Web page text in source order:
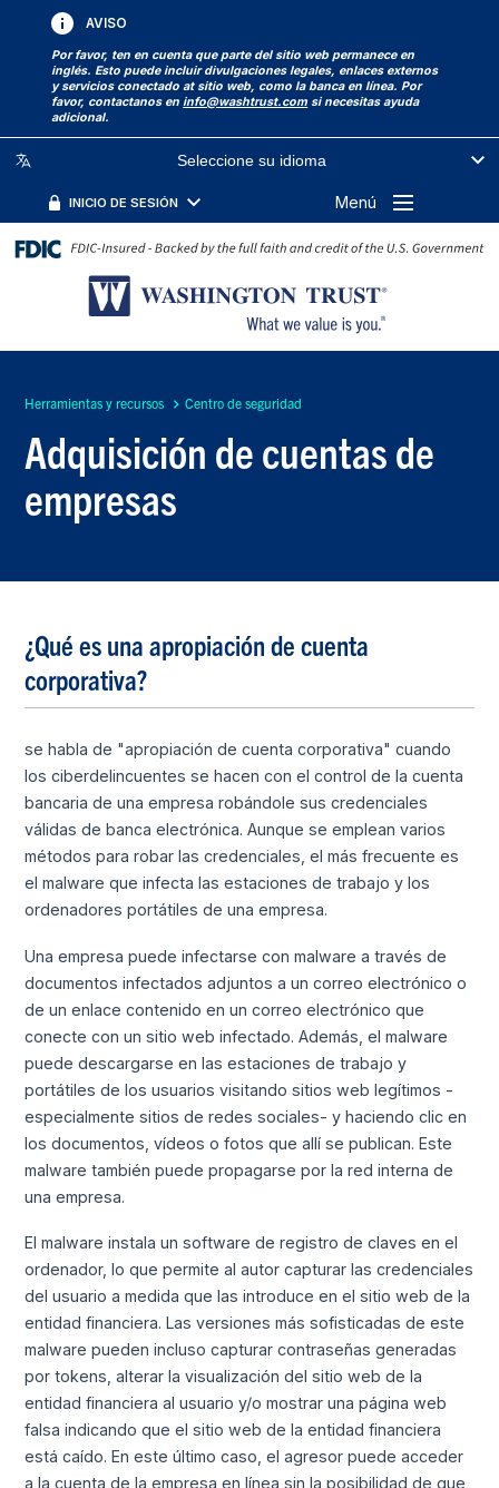
AVISO
Por favor, ten en cuenta que parte del sitio web permanece en
inglés. Esto puede incluir divulgaciones legales, enlaces externos
y servicios conectado at sitio web, como la banca en línea. Por
favor, contactanos eninfo@washtrust.com si necesitas ayuda
adicional.
Seleccione su idioma
INICIO DE SESIÓN Menú
Herramientas y recursos Centro de seguridad
Adquisición de cuentas de
empresas
¿Qué es una apropiación de cuenta
corporativa?
se habla de "apropiación de cuenta corporativa" cuando
los ciberdelincuentes se hacen con el control de la cuenta
bancaria de una empresa robándole sus credenciales
válidas de banca electrónica. Aunque se emplean varios
métodos para robar las credenciales, el más frecuente es
el malware que infecta las estaciones de trabajo y los
ordenadores portátiles de una empresa.
Una empresa puede infectarse con malware a través de
documentos infectados adjuntos a un correo electrónico o
de un enlace contenido en un correo electrónico que
conecte con un sitio web infectado. Además, el malware
puede descargarse en las estaciones de trabajo y
portátiles de los usuarios visitando sitios web legítimos -
especialmente sitios de redes sociales- y haciendo clic en
los documentos, vídeos o fotos que allí se publican. Este
malware también puede propagarse por la red interna de
una empresa.
El malware instala un software de registro de claves en el
ordenador, lo que permite al autor capturar las credenciales
del usuario a medida que las introduce en el sitio web de la
entidad financiera. Las versiones más sofisticadas de este
malware pueden incluso capturar contraseñas generadas
por tokens, alterar la visualización del sitio web de la
entidad financiera al usuario y/o mostrar una página web
falsa indicando que el sitio web de la entidad financiera
está caído. En este último caso, el agresor puede acceder
a la cuenta de la empresa en línea sin la posibilidad de que